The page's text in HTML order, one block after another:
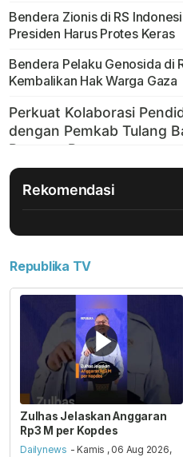
Bendera Zionis di RS
Presiden Harus Protes Keras
Bendera Pelaku Genosida di
Kembalikan Hak Warga Gaza
Rekomendasi
Republika TV
Zulhas Jelaskan Anggaran
Rp3 M per Kopdes
Dailynews - Kamis , 06 Aug 2026,